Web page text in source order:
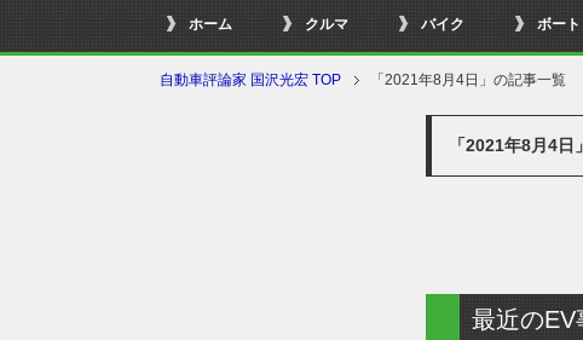
ホーム クルマ バイク ボート
自動車評論家 国沢光宏 TOP 「2021年8月4日」の記事一覧
「2021年8月4
最近の